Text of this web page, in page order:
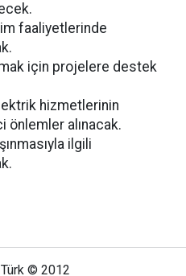
faaliyetlerinde
için projelere destek
hizmetlerinin
önlemler alınacak.
ilgili
Türk © 2012